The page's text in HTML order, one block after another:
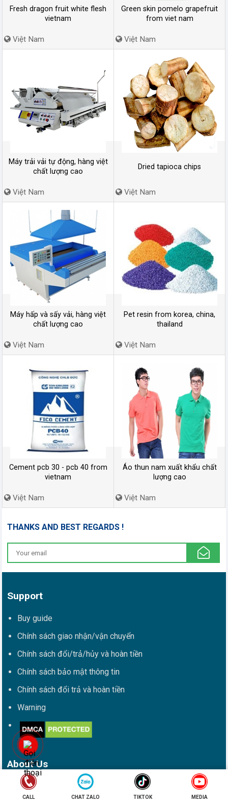
Fresh dragon fruit white flesh
vietnam
Việt Nam
Green skin pomelo grapefruit
from viet nam
Việt Nam
Máy trải vải tự động, hàng việt
chất lượng cao
Việt Nam
Dried tapioca chips
Việt Nam
Máy hấp và sấy vải, hàng việt
chất lượng cao
Việt Nam
Pet resin from korea, china,
thailand
Việt Nam
Cement pcb 30 - pcb 40 from
vietnam
Việt Nam
Áo thun nam xuất khẩu chất
lượng cao
Việt Nam
THANKS AND BEST REGARDS !
Support
Buy guide
Chính sách giao nhận/vận chuyển
Chính sách đổi/trả/hủy và hoàn tiền
Chính sách bảo mật thông tin
Chính sách đổi trả và hoàn tiền
Warning
About Us
About Us
CALL CHAT ZALO TIKTOK MEDIA